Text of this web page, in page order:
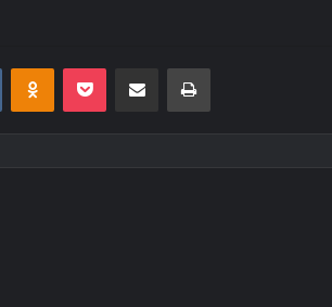
VKontakteOdnoklassniki
Pocket E-Posta ile paylaş Yazdır